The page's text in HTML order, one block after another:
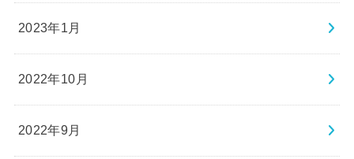
2023年1月
2022年10月
2022年9月